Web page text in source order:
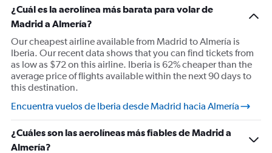
¿Cuál es la aerolínea más barata para volar de
Madrid a Almería?
Our cheapest airline available from Madrid to Almería is
Iberia. Our recent data shows that you can find tickets from
as low as $72 on this airline. Iberia is 62% cheaper than the
average price of flights available within the next 90 days to
this destination.
Encuentra vuelos de Iberia desde Madrid hacia Almería
¿Cuáles son las aerolíneas más fiables de Madrid a
Almería?